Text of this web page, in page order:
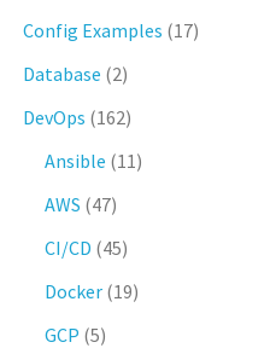
Config Examples (17)
Database (2)
DevOps (162)
Ansible (11)
AWS (47)
CI/CD (45)
Docker (19)
GCP (5)